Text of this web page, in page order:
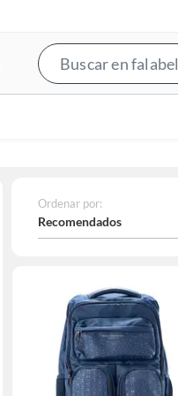
Ordenar por:
Recomendados